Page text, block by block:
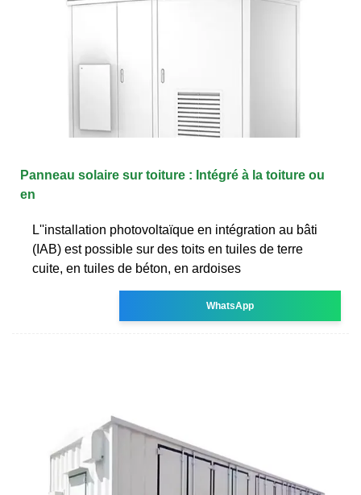
Panneau solaire sur toiture : Intégré à la toiture ou
en
L''installation photovoltaïque en intégration au bâti
(IAB) est possible sur des toits en tuiles de terre
cuite, en tuiles de béton, en ardoises
WhatsApp